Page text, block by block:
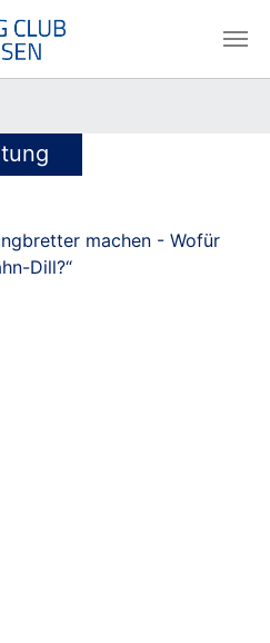
machen - Wofür
Dill?“